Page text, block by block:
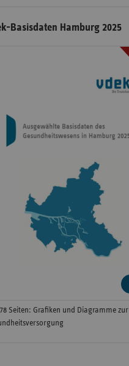
Basisdaten Hamburg 2025
Seiten: Grafiken und Diagramme zur